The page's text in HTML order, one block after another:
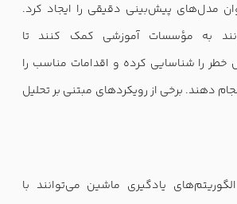
مدل‌های پیش‌بینی دقیقی را ایجاد کرد.
به مؤسسات آموزشی کمک کنند تا
را شناسایی کرده و اقدامات مناسب را
دهند. برخی از رویکردهای مبتنی بر تحلیل
الگوریتم‌های یادگیری ماشین می‌توانند با